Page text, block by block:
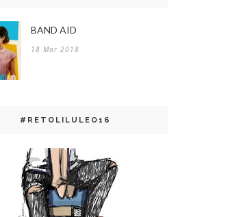
BAND AID
18 Mar 2018
#RETOLILULEO16